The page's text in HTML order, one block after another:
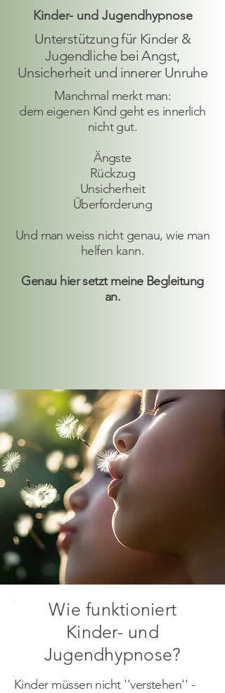
Kinder- und Jugendhypnose
Unterstützung für Kinder &
Jugendliche bei Angst,
Unsicherheit und innerer Unruhe
Manchmal merkt man:
dem eigenen Kind geht es innerlich
nicht gut.
Ängste
Rückzug
Unsicherheit
Überforderung
Und man weiss nicht genau, wie man
helfen kann.
Genau hier setzt meine Begleitung
an.
Wie funktioniert
Kinder- und
Jugendhypnose?
Kinder müssen nicht ''verstehen'' -